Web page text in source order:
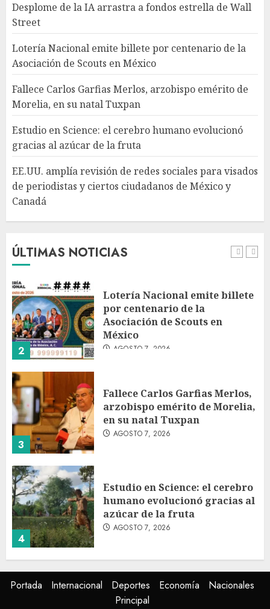
Desplome de la IA arrastra a fondos estrella de Wall
Street
Lotería Nacional emite billete por centenario de la
Asociación de Scouts en México
Fallece Carlos Garfias Merlos, arzobispo emérito de
Morelia, en su natal Tuxpan
Estudio en Science: el cerebro humano evolucionó
gracias al azúcar de la fruta
EE.UU. amplía revisión de redes sociales para visados
de periodistas y ciertos ciudadanos de México y
Canadá
ÚLTIMAS NOTICIAS
4
humano evolucionó gracias al
azúcar de la fruta
AGOSTO 7, 2026
EE.UU. amplía revisión de
periodistas y ciertos
ciudadanos de México y
Canadá
AGOSTO 7, 2026
1
fondos estrella de Wall Street
2
Lotería Nacional emite billete
por centenario de la
Asociación de Scouts en
México
AGOSTO 7, 2026
3
Fallece Carlos Garfias Merlos,
arzobispo emérito de Morelia,
en su natal Tuxpan
AGOSTO 7, 2026
4
Estudio en Science: el cerebro
humano evolucionó gracias al
azúcar de la fruta
AGOSTO 7, 2026
redes sociales para visados de
periodistas y ciertos
Portada Internacional Deportes Economía
Nacionales
Principal